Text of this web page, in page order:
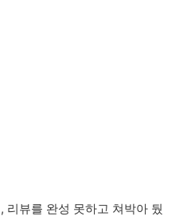
, 리뷰를 완성 못하고 쳐박아 뒀